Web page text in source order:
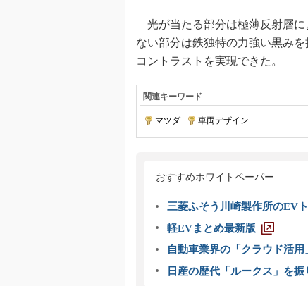
光が当たる部分は極薄反射層に
ない部分は鉄独特の力強い黒み
コントラストを実現できた。
関連キーワード
マツダ 車両デザイン
おすすめホワイトペーパー
三菱ふそう川崎製作所のEV
軽EVまとめ最新版
自動車業界の「クラウド活
日産の歴代「ルークス」を振